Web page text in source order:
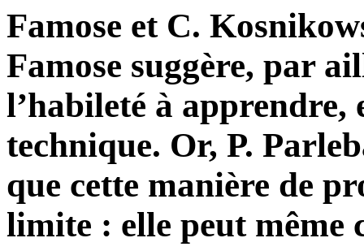
Famose et C.
Famose suggère, par
l’habileté à apprendre,
technique. Or, P.
que cette manière de
limite : elle peut